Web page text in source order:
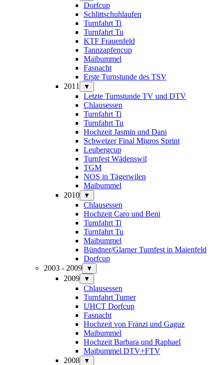
Dorfcup
Schlittschuhlaufen
Turnfahrt Ti
Turnfahrt Tu
KTF Frauenfeld
Tannzapfencup
Maibummel
Fasnacht
Erste Turnstunde des TSV
2011
▼
Letzte Turnstunde TV und DTV
Chlausessen
Turnfahrt Ti
Turnfahrt Tu
Hochzeit Jasmin und Dani
Schweizer Final Migros Sprint
Leubergcup
Turnfest Wädenswil
TGM
NOS in Tägerwilen
Maibummel
2010
▼
Chlausessen
Hochzeit Caro und Beni
Turnfahrt Ti
Turnfahrt Tu
Maibummel
Bündner/Glarner Turnfest in Maienfeld
Dorfcup
2003 - 2009
▼
2009 ▼
Chlausessen
Turnfahrt Turner
UHCT Dorfcup
Fasnacht
Hochzeit von Fränzi und Gaguz
Maibummel
Hochzeit Barbara und Raphael
Maibummel DTV+FTV
2008
▼